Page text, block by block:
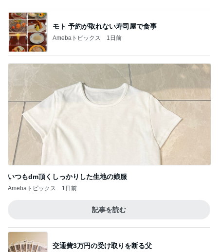
モト 予約が取れない寿司屋で食事
Amebaトピックス 1日前
いつもdm頂くしっかりした生地の娘服
Amebaトピックス 1日前
記事を読む
交通費3万円の受け取りを断る父